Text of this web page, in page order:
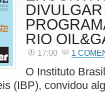
DIVULGAR
RIO
17:00 1
O Instituto
(IBP), convidou